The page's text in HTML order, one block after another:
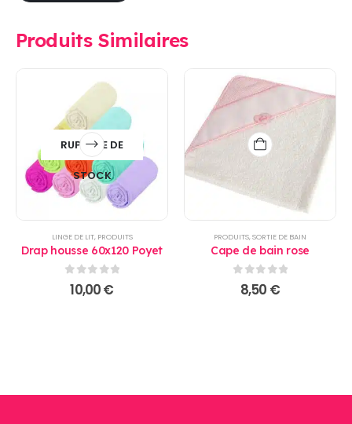
Produits Similaires
RUPTURE DE
STOCK
LINGE DE LIT, PRODUITS
Drap housse 60x120 Poyet
0sur 5
10,00€
PRODUITS,SORTIE DE BAIN
Cape de bain rose
sur 5
8,50 €